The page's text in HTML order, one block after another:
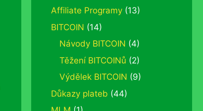
Affiliate Programy (13)
BITCOIN (14)
Návody BITCOIN (4)
Těžení BITCOINů (2)
Výdělek BITCOIN (9)
Důkazy plateb (44)